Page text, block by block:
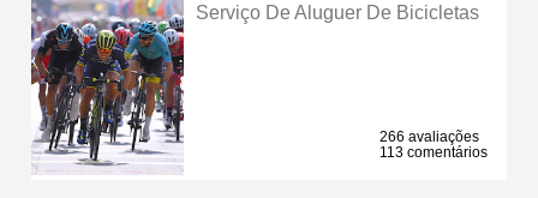
Serviço De Aluguer De Bicicletas
266 avaliações
113 comentários